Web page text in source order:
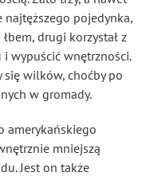
najtęższego pojedynka,
drugi korzystał z
wypuścić wnętrzności.
się wilków, choćby po
w gromady.
amerykańskiego
mniejszą
Jest on także